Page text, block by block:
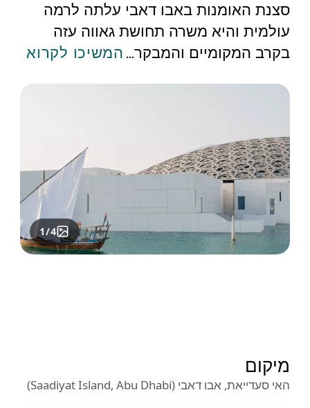
סצנת האומנות באבו דאבי עלתה לרמה
עולמית והיא משרה תחושת גאווה עזה
בקרב המקומיים והמבקר... המשיכו לקרוא
1/4
מיקום
האי סעדייאת, אבו דאבי (Saadiyat Island, Abu Dhabi)